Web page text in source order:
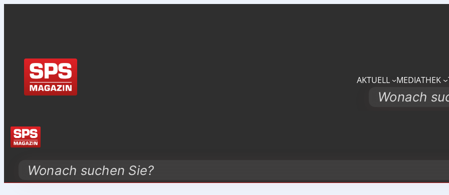
AKTUELL MEDIATHEK
Search
Search